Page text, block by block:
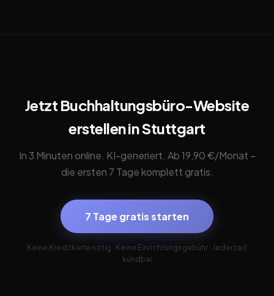
Jetzt Buchhaltungsbüro-Website
erstellen in Stuttgart
In 3 Minuten online. KI-generiert. Ab 19,90 €/Monat –
die ersten 7 Tage komplett gratis.
7 Tage gratis starten
Keine Kreditkarte nötig · Keine Einrichtungsgebühr · Jederzeit
kündbar